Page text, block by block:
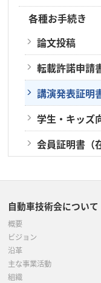
各種お手続き
論文投稿
転載許諾申請
講演発表証明
学生・キッズ
会員証明書（
自動車技術会について
概要
ビジョン
沿革
主な事業活動
組織